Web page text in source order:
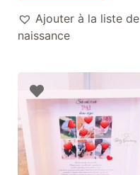
Ajouter à la liste de
naissance